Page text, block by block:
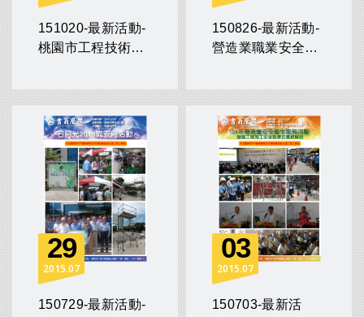
151020-最新活動-
桃園市工程技術顧
150826-最新活動-
營造業職業安全衛
29
07
2015
150729-最新活動-
03
07
2015
150703-最新活